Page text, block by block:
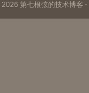
第七根弦的技术博客